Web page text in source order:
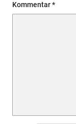
Kommentar